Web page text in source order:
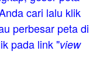
cari lalu klik
perbesar peta di
pada link "view